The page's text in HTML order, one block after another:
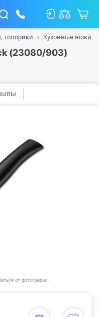
топорики Кухонные ножи
(23080/903)
от фотографии